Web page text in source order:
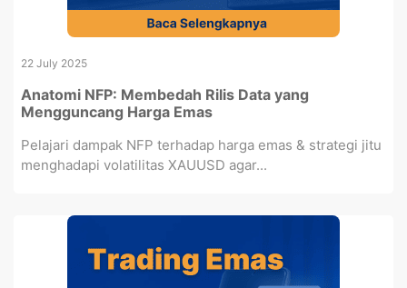
22 July 2025
Anatomi NFP: Membedah Rilis Data yang
Mengguncang Harga Emas
Pelajari dampak NFP terhadap harga emas & strategi jitu
menghadapi volatilitas XAUUSD agar...